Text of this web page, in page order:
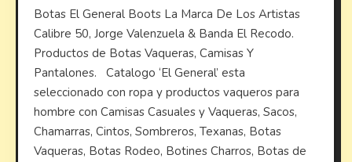
Botas El General Boots La Marca De Los Artistas
Calibre 50, Jorge Valenzuela & Banda El Recodo.
Productos de Botas Vaqueras, Camisas Y
Pantalones. Catalogo ‘El General’ esta
seleccionado con ropa y productos vaqueros para
hombre con Camisas Casuales y Vaqueras, Sacos,
Chamarras, Cintos, Sombreros, Texanas, Botas
Vaqueras, Botas Rodeo, Botines Charros, Botas de